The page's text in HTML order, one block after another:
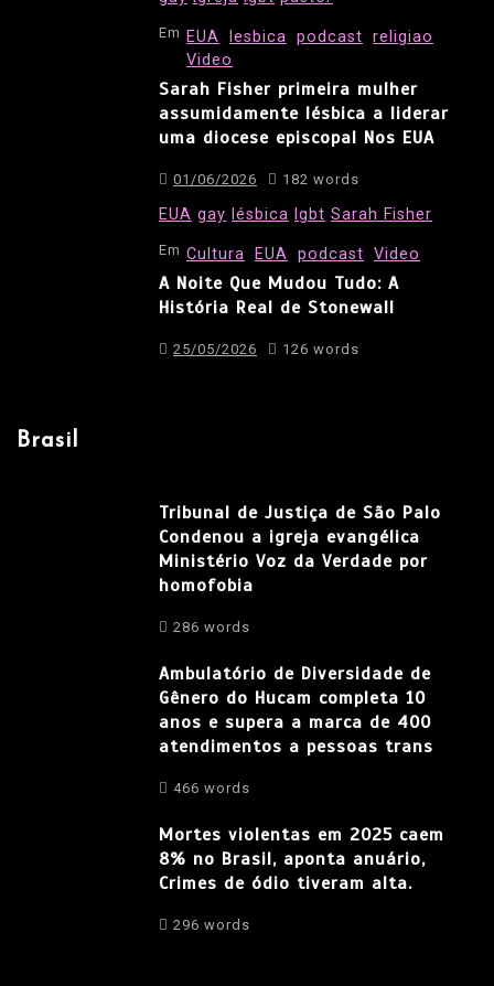
Em EUA lesbica podcast religiao
Video
Sarah Fisher primeira mulher
assumidamente lésbica a liderar
uma diocese episcopal Nos EUA
01/06/2026 182 words
EUA gay lésbica lgbt Sarah Fisher
Em Cultura EUA podcast Video
A Noite Que Mudou Tudo: A
História Real de Stonewall
25/05/2026 126 words
Brasil
Tribunal de Justiça de São Palo
Condenou a igreja evangélica
Ministério Voz da Verdade por
homofobia
286 words
Ambulatório de Diversidade de
Gênero do Hucam completa 10
anos e supera a marca de 400
atendimentos a pessoas trans
466 words
Mortes violentas em 2025 caem
8% no Brasil, aponta anuário,
Crimes de ódio tiveram alta.
296 words